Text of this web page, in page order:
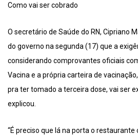
Como vai ser cobrado
O secretário de Saúde do RN, Cipriano
do governo na segunda (17) que a
considerando comprovantes oficiais
Vacina e a própria carteira de
pra ter tomado a terceira dose, vai ser
explicou.
“É preciso que lá na porta o restaurante